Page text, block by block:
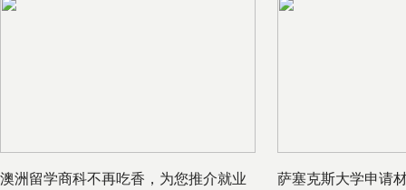
澳洲留学商科不再吃香，为您推介就业
萨塞克斯大学申请